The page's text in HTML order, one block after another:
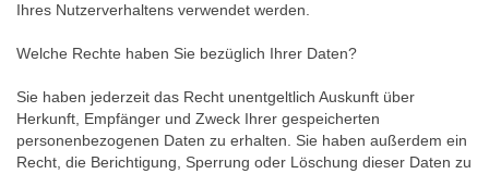
Ihres Nutzerverhaltens verwendet werden.
Welche Rechte haben Sie bezüglich Ihrer Daten?
Sie haben jederzeit das Recht unentgeltlich Auskunft über
Herkunft, Empfänger und Zweck Ihrer gespeicherten
personenbezogenen Daten zu erhalten. Sie haben außerdem ein
Recht, die Berichtigung, Sperrung oder Löschung dieser Daten zu